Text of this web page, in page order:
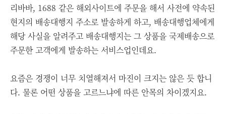
리바바, 1688 같은 해외사이트에 주문을 해서 사전에 약속된
현지의 배송대행지 주소로 발송하게 하고, 배송대행업체에게
해당 사실을 알려주고 배송대행지는 그 상품을 국제배송으로
주문한 고객에게 발송하는 서비스업인데요.
요즘은 경쟁이 너무 치열해져서 마진이 크지는 않은 듯 합니
다. 물론 어떤 상품을 고르느냐에 따른 안목의 차이겠지요.